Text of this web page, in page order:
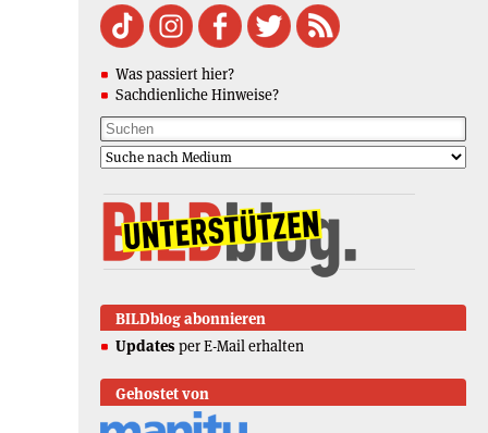
Was passiert hier?
Sachdienliche Hinweise?
BILDblog abonnieren
Updates per E-Mail erhalten
Gehostet von